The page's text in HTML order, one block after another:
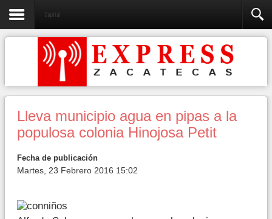
Capital
Lleva municipio agua en pipas a la
populosa colonia Hinojosa Petit
Fecha de publicación
Martes, 23 Febrero 2016 15:02